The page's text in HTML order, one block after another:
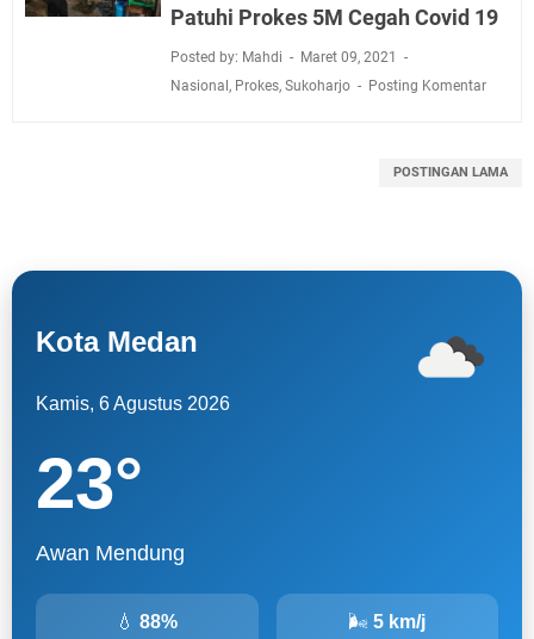
Patuhi Prokes 5M Cegah Covid 19
Posted by: Mahdi
Maret 09, 2021
Nasional , Prokes, Sukoharjo Posting Komentar
POSTINGAN LAMA
Kota Medan
Kamis, 6 Agustus 2026
23°
Awan Mendung
💧88%
🌬5 km/j